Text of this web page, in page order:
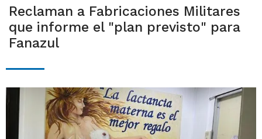
Reclaman a Fabricaciones Militares
que informe el "plan previsto" para
Fanazul